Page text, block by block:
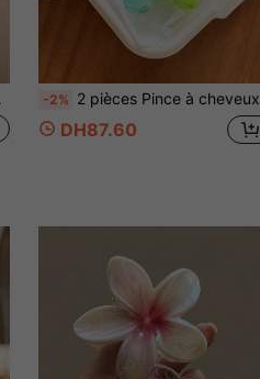
-2% 2 pièces Pince à cheveux femme cœur ajouré vert contrasté et pince à cheveux frangipanier vert contrasté, accessoire de cheveux à la mode pour l'arrière de la tête, polyvalent, élégant et minimaliste, convient pour le quotidien, les sorties décontractées, les fêtes, la plage, les vacances, la coiffure, le lavage du visage/des cheveux, le maquillage, la rentrée scolaire, accessoire vestimentaire, pince à cheveux printemps, pince à cheveux été, pince à cheveux automne, pince à cheveux hiver
DH87.60